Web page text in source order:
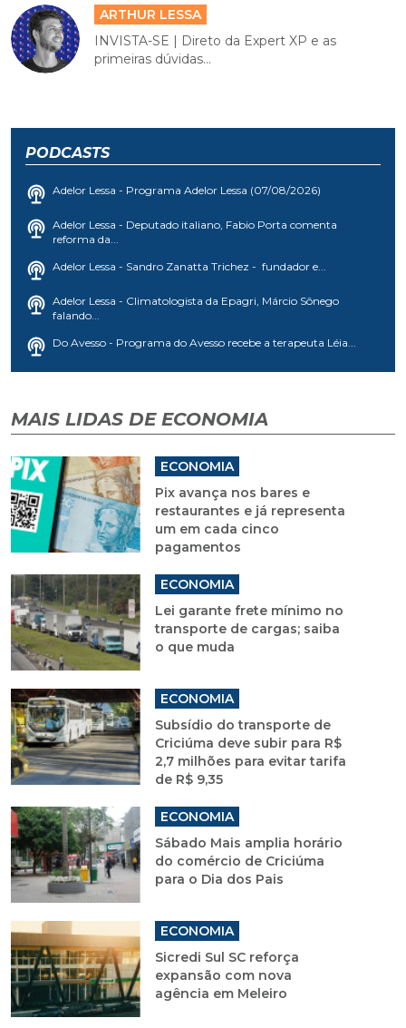
ARTHUR LESSA
INVISTA-SE | Direto da Expert XP e as
primeiras dúvidas...
PODCASTS
Adelor Lessa - Programa Adelor Lessa (07/08/2026)
Adelor Lessa - Deputado italiano, Fabio Porta comenta
reforma da...
Adelor Lessa - Sandro Zanatta Trichez - fundador e...
Adelor Lessa - Climatologista da Epagri, Márcio Sônego
falando...
Do Avesso - Programa do Avesso recebe a terapeuta Léia...
MAIS LIDAS DE ECONOMIA
ECONOMIA
Pix avança nos bares e
restaurantes e já representa
um em cada cinco
pagamentos
ECONOMIA
Lei garante frete mínimo no
transporte de cargas; saiba
o que muda
ECONOMIA
Subsídio do transporte de
Criciúma deve subir para R$
2,7 milhões para evitar tarifa
de R$ 9,35
ECONOMIA
Sábado Mais amplia horário
do comércio de Criciúma
para o Dia dos Pais
ECONOMIA
Sicredi Sul SC reforça
expansão com nova
agência em Meleiro